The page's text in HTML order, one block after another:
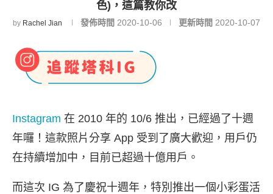
色)，這篇教你改
by Rachel Jian 發佈時間 2020-10-06 更新時間 2020-10-07
Instagram 在 2010 年的 10/6 推出，已經過了十週
年囉！這款照片分享 App 受到了廣大歡迎，用戶仍
在持續增加中，目前已超過十億用戶。
而這次 IG 為了慶祝十週年，特別推出一個小彩蛋活